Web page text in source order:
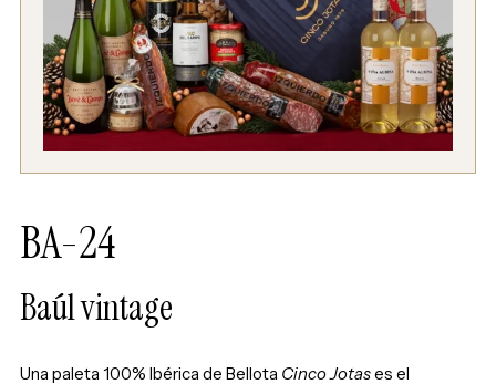
BA-24
Baúl vintage
Una paleta 100% Ibérica de Bellota Cinco Jotases el